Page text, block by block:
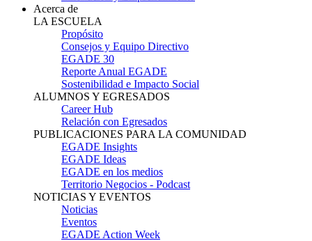
Acerca de
LA ESCUELA
Propósito
Consejos y Equipo Directivo
EGADE 30
Reporte Anual EGADE
Sostenibilidad e Impacto Social
ALUMNOS Y EGRESADOS
Career Hub
Relación con Egresados
PUBLICACIONES PARA LA COMUNIDAD
EGADE Insights
EGADE Ideas
EGADE en los medios
Territorio Negocios - Podcast
NOTICIAS Y EVENTOS
Noticias
Eventos
EGADE Action Week